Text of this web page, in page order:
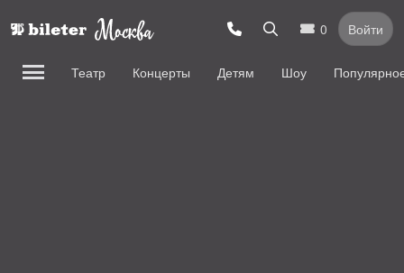
0 Войти
Театр Концерты Детям Шоу